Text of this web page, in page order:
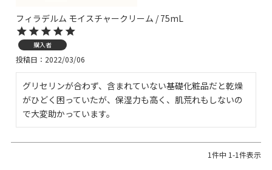
フィラデルム モイスチャークリーム / 75mL
購入者
投稿日 2022/03/06
グリセリンが合わず、含まれていない基礎化粧品だと乾燥
がひどく困っていたが、保湿力も高く、肌荒れもしないの
で大変助かっています。
1件中 1-1件表示